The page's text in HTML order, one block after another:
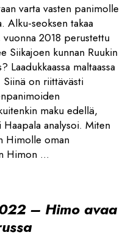
varta vasten panimolle
Alku-seoksen takaa
2018 perustettu
Siikajoen kunnan Ruukin
Laadukkaassa maltaassa
Siinä on riittävästi
maku edellä,
analysoi. Miten
Himolle oman
Himon ...
– Himo avaa